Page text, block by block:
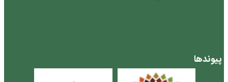
پیوندها